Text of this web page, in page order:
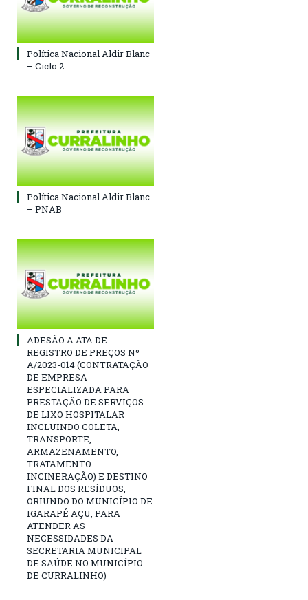
Política Nacional Aldir Blanc
– Ciclo 2
Política Nacional Aldir Blanc
– PNAB
ADESÃO A ATA DE
REGISTRO DE PREÇOS Nº
A/2023-014 (CONTRATAÇÃO
DE EMPRESA
ESPECIALIZADA PARA
PRESTAÇÃO DE SERVIÇOS
DE LIXO HOSPITALAR
INCLUINDO COLETA,
TRANSPORTE,
ARMAZENAMENTO,
TRATAMENTO
INCINERAÇÃO) E DESTINO
FINAL DOS RESÍDUOS,
ORIUNDO DO MUNICÍPIO DE
IGARAPÉ AÇU, PARA
ATENDER AS
NECESSIDADES DA
SECRETARIA MUNICIPAL
DE SAÚDE NO MUNICÍPIO
DE CURRALINHO)